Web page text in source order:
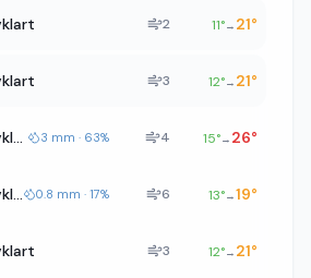
2 11°→ 21°
3 12°→ 21°
Halvklart 3 mm · 63% 4 15°→ 26°
Halvklart 0.8 mm · 17% 6 13°→19°
3 12°→ 21°